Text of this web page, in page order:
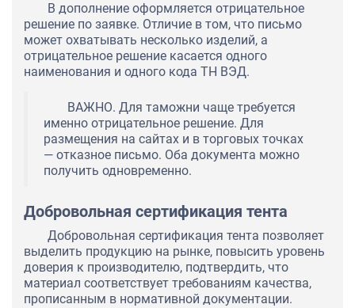
В дополнение оформляется отрицательное
решение по заявке. Отличие в том, что письмо
может охватывать несколько изделий, а
отрицательное решение касается одного
наименования и одного кода ТН ВЭД.
ВАЖНО. Для таможни чаще требуется
именно отрицательное решение. Для
размещения на сайтах и в торговых точках
— отказное письмо. Оба документа можно
получить одновременно.
Добровольная сертификация тента
Добровольная сертификация тента позволяет
выделить продукцию на рынке, повысить уровень
доверия к производителю, подтвердить, что
материал соответствует требованиям качества,
прописанным в нормативной документации.